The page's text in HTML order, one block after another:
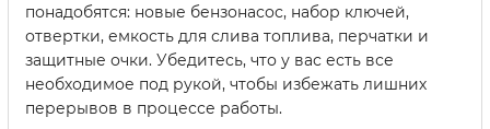
понадобятся: новые бензонасос, набор ключей,
отвертки, емкость для слива топлива, перчатки и
защитные очки. Убедитесь, что у вас есть все
необходимое под рукой, чтобы избежать лишних
перерывов в процессе работы.